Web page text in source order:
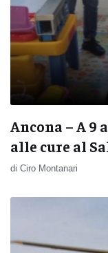
Ancona – A 9
alle cure al
di Ciro Montanari